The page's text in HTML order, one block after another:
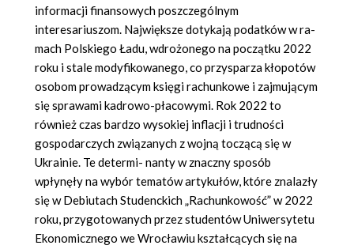
informacji finansowych poszczególnym
interesariuszom. Największe dotykają podatków w ra-
mach Polskiego Ładu, wdrożonego na początku 2022
roku i stale modyfikowanego, co przysparza kłopotów
osobom prowadzącym księgi rachunkowe i zajmującym
się sprawami kadrowo-płacowymi. Rok 2022 to
również czas bardzo wysokiej inflacji i trudności
gospodarczych związanych z wojną toczącą się w
Ukrainie. Te determi- nanty w znaczny sposób
wpłynęły na wybór tematów artykułów, które znalazły
się w Debiutach Studenckich „Rachunkowość” w 2022
roku, przygotowanych przez studentów Uniwersytetu
Ekonomicznego we Wrocławiu kształcących się na